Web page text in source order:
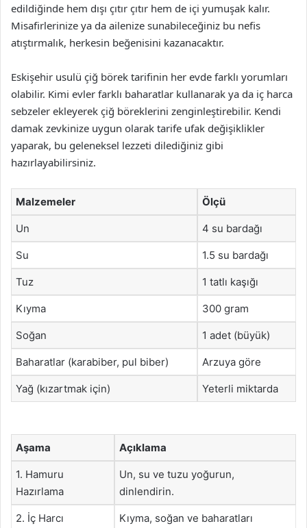
edildiğinde hem dışı çıtır çıtır hem de içi yumuşak kalır.
Misafirlerinize ya da ailenize sunabileceğiniz bu nefis
atıştırmalık, herkesin beğenisini kazanacaktır.
Eskişehir usulü çiğ börek tarifinin her evde farklı yorumları
olabilir. Kimi evler farklı baharatlar kullanarak ya da iç harca
sebzeler ekleyerek çiğ böreklerini zenginleştirebilir. Kendi
damak zevkinize uygun olarak tarife ufak değişiklikler
yaparak, bu geleneksel lezzeti dilediğiniz gibi
hazırlayabilirsiniz.
Malzemeler Ölçü
Un 4 su bardağı
Su 1.5 su bardağı
Tuz 1 tatlı kaşığı
Kıyma 300 gram
Soğan 1 adet (büyük)
Baharatlar (karabiber, pul biber) Arzuya göre
Yağ (kızartmak için) Yeterli miktarda
Aşama Açıklama
1. Hamuru
Hazırlama
Un, su ve tuzu yoğurun,
dinlendirin.
2. İç Harcı
Kıyma, soğan ve baharatları